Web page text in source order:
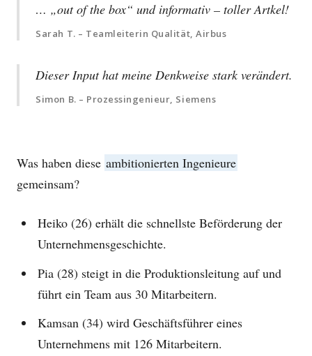
… „out of the box“ und informativ – toller Artkel!
Sarah T. – Teamleiterin Qualität, Airbus
Dieser Input hat meine Denkweise stark verändert.
Simon B. – Prozessingenieur, Siemens
Was haben diese ambitionierten Ingenieure
gemeinsam?
Heiko (26) erhält die schnellste Beförderung der
Unternehmensgeschichte.
Pia (28) steigt in die Produktionsleitung auf und
führt ein Team aus 30 Mitarbeitern.
Kamsan (34) wird Geschäftsführer eines
Unternehmens mit 126 Mitarbeitern.